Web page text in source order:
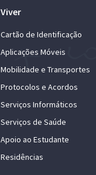
Viver
Cartão de Identificação
Aplicações Móveis
Mobilidade e Transportes
Protocolos e Acordos
Serviços Informáticos
Serviços de Saúde
Apoio ao Estudante
Residências